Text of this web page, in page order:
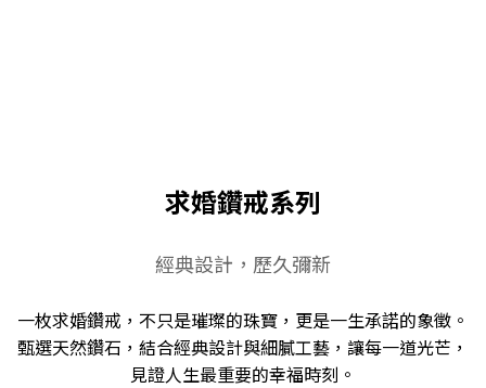
求婚鑽戒系列
經典設計，歷久彌新
一枚求婚鑽戒，不只是璀璨的珠寶，更是一生承諾的象徵。
甄選天然鑽石，結合經典設計與細膩工藝，讓每一道光芒，
見證人生最重要的幸福時刻。